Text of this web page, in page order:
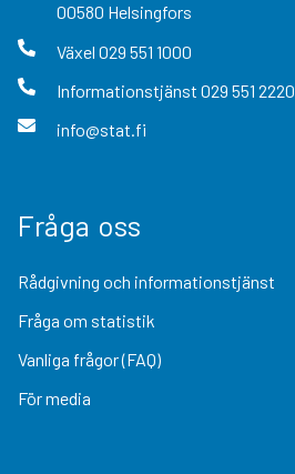
00580 Helsingfors
Växel 029 551 1000
Informationstjänst 029 551 2220
info@stat.fi
Fråga oss
Rådgivning och informationstjänst
Fråga om statistik
Vanliga frågor (FAQ)
För media